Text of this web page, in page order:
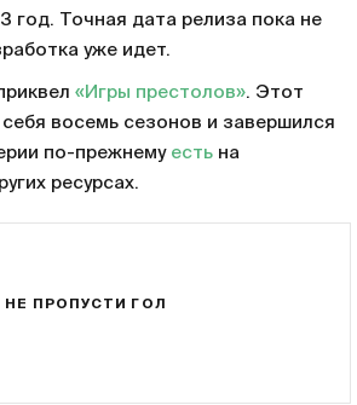
год. Точная дата релиза пока не
уже идет.
«Игры престолов». Этот
восемь сезонов и завершился
по-прежнему есть на
ресурсах.
НЕ ПРОПУСТИ ГОЛ